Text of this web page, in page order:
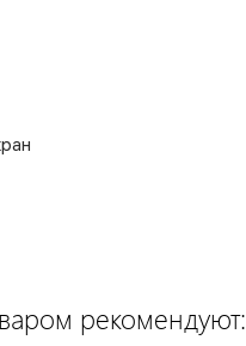
рекомендуют: